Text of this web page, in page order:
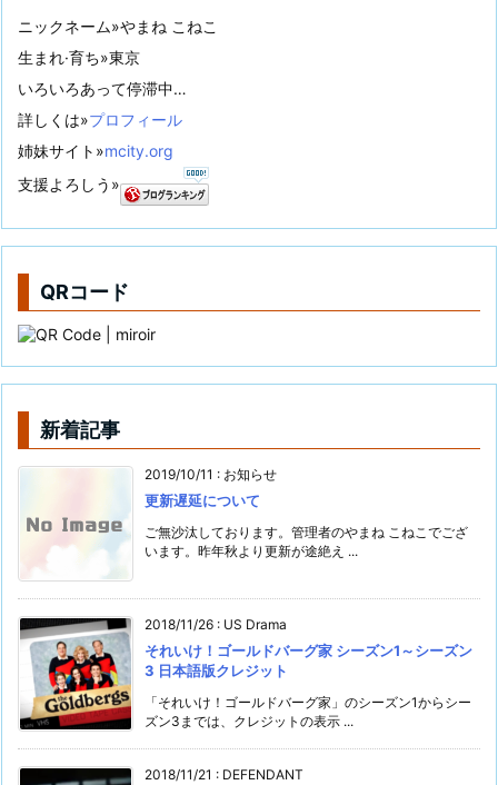
ニックネーム»やまね こねこ
生まれ·育ち»東京
いろいろあって停滞中…
詳しくは»プロフィール
姉妹サイト»mcity.org
支援よろしう»
QRコード
新着記事
2019/10/11 : お知らせ
更新遅延について
ご無沙汰しております。管理者のやまね こねこでござ
います。昨年秋より更新が途絶え ...
2018/11/26 : US Drama
それいけ！ゴールドバーグ家 シーズン1～シーズン
3 日本語版クレジット
「それいけ！ゴールドバーグ家」のシーズン1からシー
ズン3までは、クレジットの表示 ...
2018/11/21 : DEFENDANT